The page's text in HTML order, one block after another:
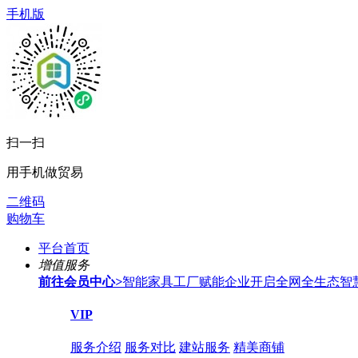
手机版
扫一扫
用手机做贸易
二维码
购物车
平台首页
增值服务
前往会员中心>智能家具工厂赋能企业开启全网全生态智
VIP
服务介绍 服务对比 建站服务 精美商铺